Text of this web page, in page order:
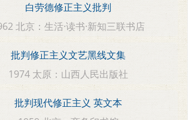
白劳德修正主义批判
北京：生活·读书·新知三联书店
批判修正主义文艺黑线文集
1974 太原：山西人民出版社
批判现代修正主义 英文本